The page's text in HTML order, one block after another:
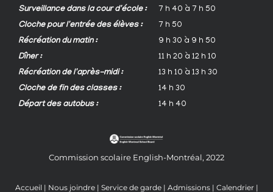
Surveillance dans la cour d'école :
7 h 40 à 7 h 50
Cloche pour l'entrée des élèves :
7 h 50
Récréation du matin :
9 h 30 à 9 h 50
Dîner :
11 h 20 à 12 h 10
Récréation de l'après-midi :
13 h 10 à 13 h 30
Cloche de fin des classes :
14 h 30
Départ des autobus :
14 h 40
Commission scolaire English-Montréal, 2022
Accueil | Nous joindre| Service de garde| Admissions| Calendrier|